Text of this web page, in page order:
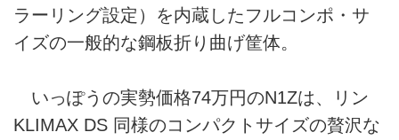
ラーリング設定）を内蔵したフルコンポ・サ
イズの一般的な鋼板折り曲げ筐体。
いっぽうの実勢価格74万円のN1Zは、リン
KLIMAX DS 同様のコンパクトサイズの贅沢な